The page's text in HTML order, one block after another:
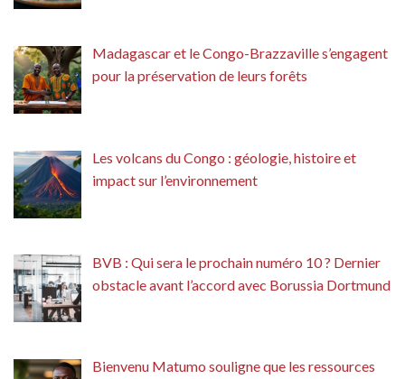
Madagascar et le Congo-Brazzaville s’engagent
pour la préservation de leurs forêts
Les volcans du Congo : géologie, histoire et
impact sur l’environnement
BVB : Qui sera le prochain numéro 10 ? Dernier
obstacle avant l’accord avec Borussia Dortmund
Bienvenu Matumo souligne que les ressources